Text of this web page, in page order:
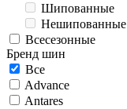
Шипованные
Нешипованные
Всесезонные
Бренд шин
Все
Advance
Antares